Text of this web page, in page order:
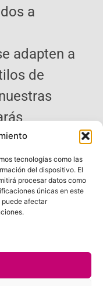
tecnologías como las
del dispositivo. El
procesar datos como
únicas en este
puede afectar
a
adapten a
de
ambiente,
de tu
menor.
de
de
Tintas